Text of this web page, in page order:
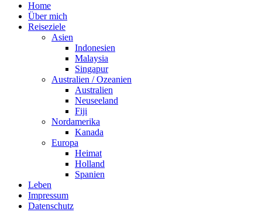
Home
Über mich
Reiseziele
Asien
Indonesien
Malaysia
Singapur
Australien / Ozeanien
Australien
Neuseeland
Fiji
Nordamerika
Kanada
Europa
Heimat
Holland
Spanien
Leben
Impressum
Datenschutz